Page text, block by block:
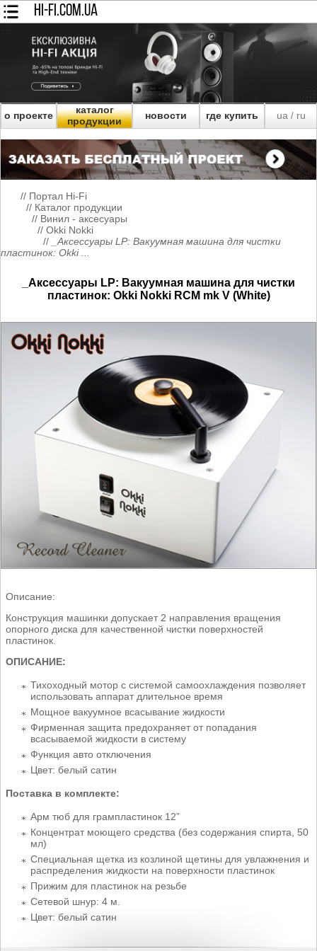
HI-FI.COM.UA
о проекте
каталог
продукции
новости где купить ua/ ru
// Портал Hi-Fi
// Каталог продукции
// Винил - аксесуары
// Okki Nokki
//
_Аксессуары LP: Вакуумная машина для чистки
пластинок: Okki ...
_Аксессуары LP: Вакуумная машина для чистки
пластинок: Okki Nokki RCM mk V (White)
Описание:
Конструкция машинки допускает 2 направления вращения
опорного диска для качественной чистки поверхностей
пластинок.
ОПИСАНИЕ:
Тихоходный мотор с системой самоохлаждения позволяет
использовать аппарат длительное время
Мощное вакуумное всасывание жидкости
Фирменная защита предохраняет от попадания
всасываемой жидкости в систему
Функция авто отключения
Цвет: белый сатин
Поставка в комплекте:
Арм тюб для грампластинок 12”
Концентрат моющего средства (без содержания спирта, 50
мл)
Специальная щетка из козлиной щетины для увлажнения и
распределения жидкости на поверхности пластинок
Прижим для пластинок на резьбе
Сетевой шнур: 4 м.
Цвет: белый сатин